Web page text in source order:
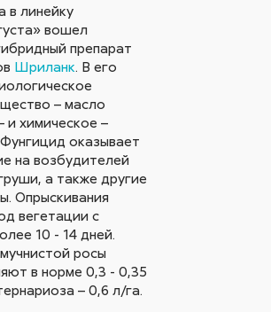
в линейку
вошел
препарат
Шриланк. В его
– масло
и химическое –
оказывает
на возбудителей
а также другие
Опрыскивания
вегетации с
10 - 14 дней.
росы
в норме 0,3 - 0,35
– 0,6 л/га.